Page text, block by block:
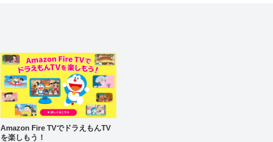
Amazon Fire TVでドラえもんTV
を楽しもう！